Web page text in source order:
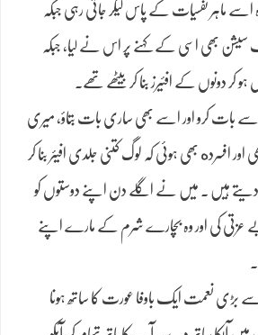
وہ اسے ماہر نفسیات کے پاس لیکر جاتی رہی جبکہ
سیشن بھی اسی کے کہنے پر اس نے لیا، جبکہ
دونوں کے افئیرز بنا کر بیٹھے تھے۔
سے بات کرو اور اسے بھی ساری بات بتاؤ، میری
اور افسرده بھی ہوئی کہ لوگ کتنی جلدی افیئر بنا کر
دیتے ہیں ۔ میں نے اگلے دن اپنے دوستوں کو
عزتی کی اور وہ بچارے شرم کے مارے اپنے
بڑی نعمت ایک باوفا عورت کا ساتھ ہونا